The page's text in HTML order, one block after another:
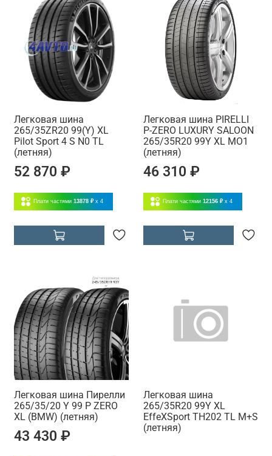
Легковая шина
265/35ZR20 99(Y) XL
Pilot Sport 4 S N0 TL
(летняя)
52 870 ₽
Плати частями 13878 ₽ x 4
Легковая шина PIRELLI
P-ZERO LUXURY SALOON
265/35R20 99Y XL MO1
(летняя)
46 310 ₽
Плати частями 12156 ₽ x 4
Легковая шина Пирелли
265/35/20 Y 99 P ZERO
XL (BMW) (летняя)
43 430 ₽
Легковая шина
265/35R20 99Y XL
EffeXSport TH202 TL M+S
(летняя)